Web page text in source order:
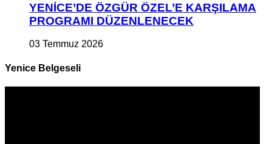
YENİCE’DE ÖZGÜR ÖZEL’E KARŞILAMA
PROGRAMI DÜZENLENECEK
03 Temmuz 2026
Yenice Belgeseli